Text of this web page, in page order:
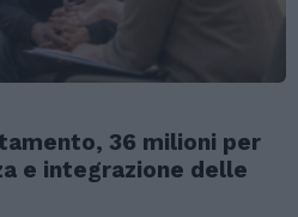
36 milioni per
e integrazione delle